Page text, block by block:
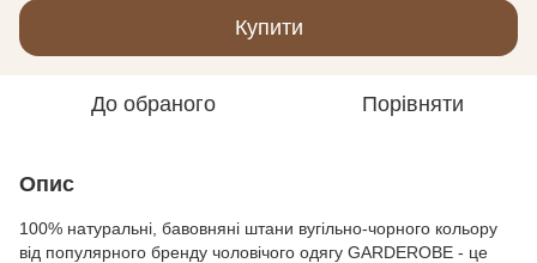
Купити
До обраного Порівняти
Опис
100% натуральні, бавовняні штани вугільно-чорного кольору
від популярного бренду чоловічого одягу GARDEROBE - це